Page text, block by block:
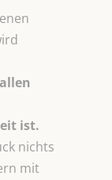
ist.
nichts
mit